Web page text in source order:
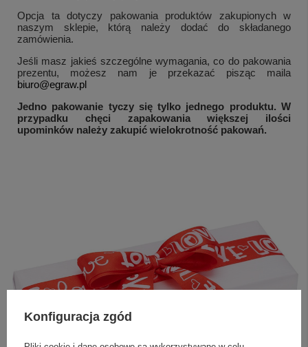
Opcja ta dotyczy pakowania produktów zakupionych w
naszym sklepie, którą należy dodać do składanego
zamówienia.
Jeśli masz jakieś szczególne wymagania, co do pakowania
prezentu, możesz nam je przekazać pisząc maila
biuro@egraw.pl
Jedno pakowanie tyczy się tylko jednego produktu. W
przypadku chęci zapakowania większej ilości
upominków należy zakupić wielokrotność pakowań.
Konfiguracja zgód